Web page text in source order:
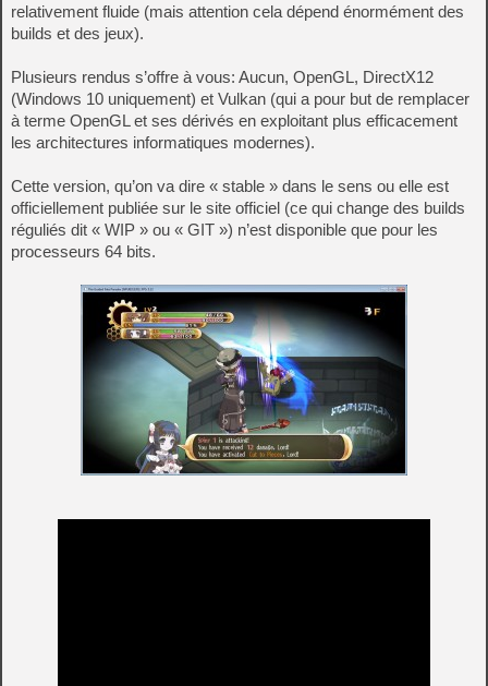
relativement fluide (mais attention cela dépend énormément des
builds et des jeux).
Plusieurs rendus s’offre à vous: Aucun, OpenGL, DirectX12
(Windows 10 uniquement) et Vulkan (qui a pour but de remplacer
à terme OpenGL et ses dérivés en exploitant plus efficacement
les architectures informatiques modernes).
Cette version, qu’on va dire « stable » dans le sens ou elle est
officiellement publiée sur le site officiel (ce qui change des builds
réguliés dit « WIP » ou « GIT ») n’est disponible que pour les
processeurs 64 bits.